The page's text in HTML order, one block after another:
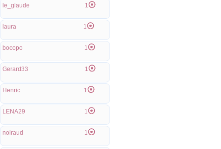
le_glaude 1
laura 1
bocopo 1
Gerard33 1
Henric 1
LENA29 1
noiraud 1